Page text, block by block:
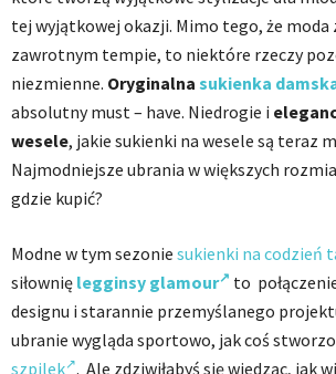
tej wyjątkowej okazji. Mimo tego, że moda
zawrotnym tempie, to niektóre rzeczy
niezmienne. Oryginalna sukienka
absolutny must – have. Niedrogie i
wesele, jakie sukienki na wesele są teraz
Najmodniejsze ubrania w większych
gdzie kupić?
Modne w tym sezonie sukienki na codzień
siłownię legginsy glamour
to
designu i starannie przemyślanego
ubranie wygląda sportowo, jak coś
szpilek . Ale zdziwiłabyś się wiedząc, jak